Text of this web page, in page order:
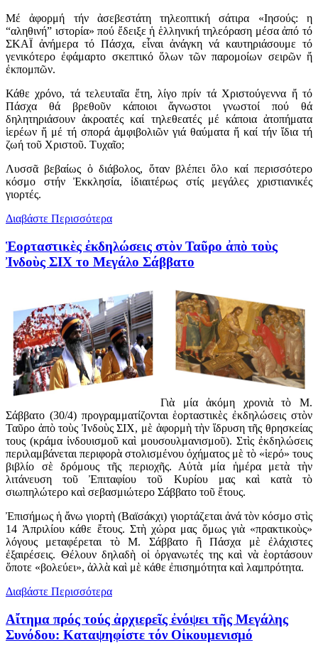
Μέ ἀφορμή τήν ἀσεβεστάτη τηλεοπτική σάτιρα «Ιησούς: η
“αληθινή” ιστορία» πού ἔδειξε ἡ ἑλληνική τηλεόραση μέσα ἀπό τό
ΣΚΑΪ ἀνήμερα τό Πάσχα, εἶναι ἀνάγκη νά καυτηριάσουμε τό
γενικότερο ἐφάμαρτο σκεπτικό ὅλων τῶν παρομοίων σειρῶν ἤ
ἐκπομπῶν.
Κάθε χρόνο, τά τελευταῖα ἔτη, λίγο πρίν τά Χριστούγεννα ἤ τό
Πάσχα θά βρεθοῦν κάποιοι ἄγνωστοι γνωστοί πού θά
δηλητηριάσουν ἀκροατές καί τηλεθεατές μέ κάποια ἀτοπήματα
ἱερέων ἤ μέ τή σπορά ἀμφιβολιῶν γιά θαύματα ἤ καί τήν ἴδια τή
ζωή τοῦ Χριστοῦ. Τυχαῖο;
Λυσσᾶ βεβαίως ὁ διάβολος, ὅταν βλέπει ὅλο καί περισσότερο
κόσμο στήν Ἐκκλησία, ἰδιαιτέρως στίς μεγάλες χριστιανικές
γιορτές.
Διαβάστε Περισσότερα
Ἑορταστικὲς ἐκδηλώσεις στὸν Ταῦρο ἀπὸ τοὺς
Ἰνδοὺς ΣΙΧ το Μεγάλο Σάββατο
Γιὰ μία ἀκόμη χρονιὰ τὸ Μ.
Σάββατο (30/4) προγραμματίζονται ἑορταστικὲς ἐκδηλώσεις στὸν
Ταῦρο ἀπὸ τοὺς Ἰνδοὺς ΣΙΧ, μὲ ἀφορμὴ τὴν ἵδρυση τῆς θρησκείας
τους (κράμα ἰνδουισμοῦ καὶ μουσουλμανισμοῦ). Στὶς ἐκδηλώσεις
περιλαμβάνεται περιφορὰ στολισμένου ὀχήματος μὲ τὸ «ἱερό» τους
βιβλίο σὲ δρόμους τῆς περιοχῆς. Αὐτὰ μία ἡμέρα μετὰ τὴν
λιτάνευση τοῦ Ἐπιταφίου τοῦ Κυρίου μας καὶ κατὰ τὸ
σιωπηλώτερο καὶ σεβασμιώτερο Σάββατο τοῦ ἔτους.
Ἐπισήμως ἡ ἄνω γιορτὴ (Βαϊσάκχι) γιορτάζεται ἀνά τὸν κόσμο στὶς
14 Ἀπριλίου κάθε ἔτους. Στὴ χώρα μας ὅμως γιὰ «πρακτικοὺς»
λόγους μεταφέρεται τὸ Μ. Σάββατο ἢ Πάσχα μὲ ἐλάχιστες
ἐξαιρέσεις. Θέλουν δηλαδὴ οἱ ὀργανωτές της καὶ νὰ ἑορτάσουν
ὅποτε «βολεύει», ἀλλὰ καὶ μὲ κάθε ἐπισημότητα καὶ λαμπρότητα.
Διαβάστε Περισσότερα
Αἴτημα πρός τούς ἀρχιερεῖς ἐνόψει τῆς Μεγάλης
Συνόδου: Καταψηφίστε τόν Οἰκουμενισμό